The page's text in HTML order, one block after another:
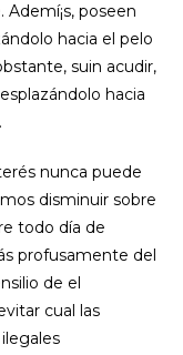
poseen
hacia el pelo
suin acudir,
hacia
nunca puede
disminuir sobre
todo día de
profusamente del
de el
cual las